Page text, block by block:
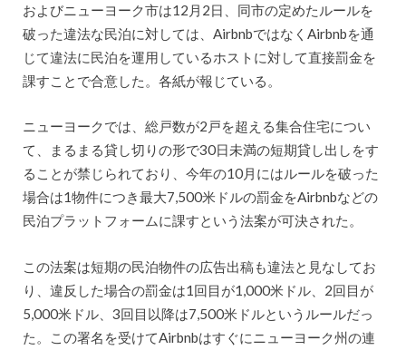
およびニューヨーク市は12月2日、同市の定めたルールを
破った違法な民泊に対しては、AirbnbではなくAirbnbを通
じて違法に民泊を運用しているホストに対して直接罰金を
課すことで合意した。各紙が報じている。
ニューヨークでは、総戸数が2戸を超える集合住宅につい
て、まるまる貸し切りの形で30日未満の短期貸し出しをす
ることが禁じられており、今年の10月にはルールを破った
場合は1物件につき最大7,500米ドルの罰金をAirbnbなどの
民泊プラットフォームに課すという法案が可決された。
この法案は短期の民泊物件の広告出稿も違法と見なしてお
り、違反した場合の罰金は1回目が1,000米ドル、2回目が
5,000米ドル、3回目以降は7,500米ドルというルールだっ
た。この署名を受けてAirbnbはすぐにニューヨーク州の連